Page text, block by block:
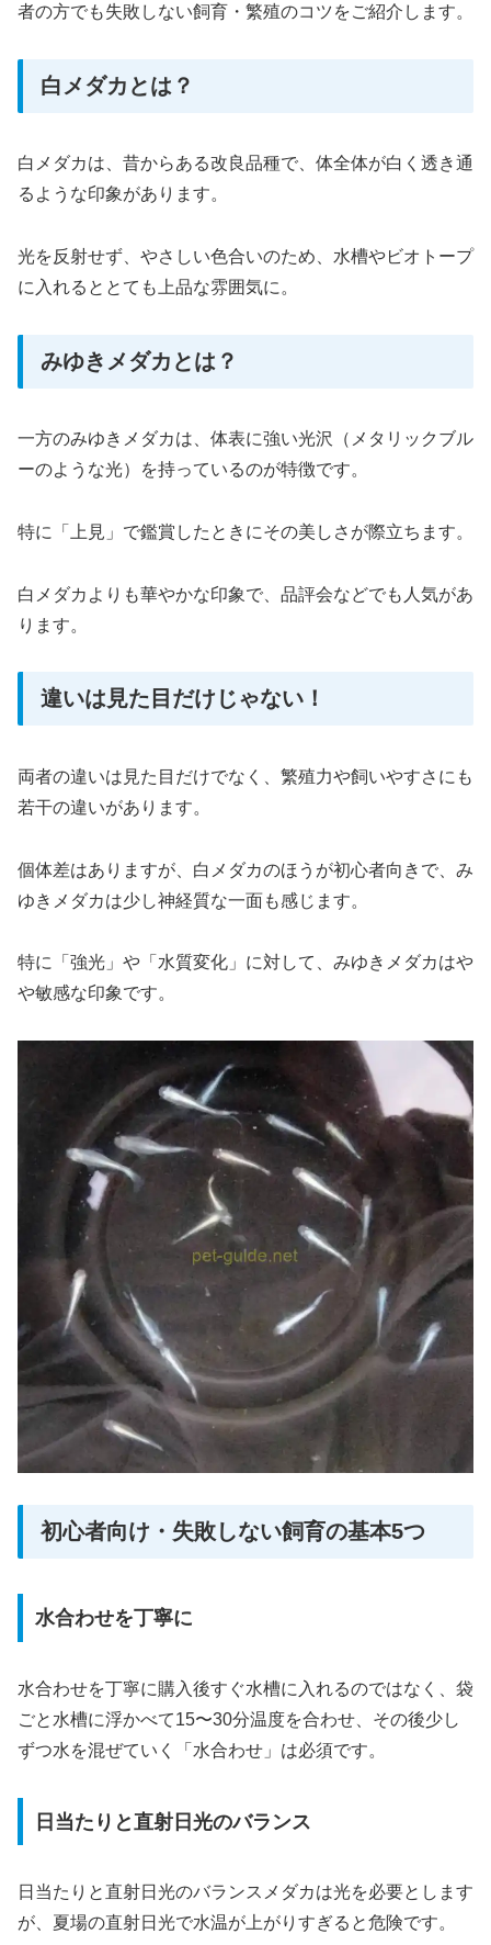
者の方でも失敗しない飼育・繁殖のコツをご紹介します。
白メダカとは？
白メダカは、昔からある改良品種で、体全体が白く透き通
るような印象があります。
光を反射せず、やさしい色合いのため、水槽やビオトープ
に入れるととても上品な雰囲気に。
みゆきメダカとは？
一方のみゆきメダカは、体表に強い光沢（メタリックブル
ーのような光）を持っているのが特徴です。
特に「上見」で鑑賞したときにその美しさが際立ちます。
白メダカよりも華やかな印象で、品評会などでも人気があ
ります。
違いは見た目だけじゃない！
両者の違いは見た目だけでなく、繁殖力や飼いやすさにも
若干の違いがあります。
個体差はありますが、白メダカのほうが初心者向きで、み
ゆきメダカは少し神経質な一面も感じます。
特に「強光」や「水質変化」に対して、みゆきメダカはや
や敏感な印象です。
初心者向け・失敗しない飼育の基本5つ
水合わせを丁寧に
水合わせを丁寧に購入後すぐ水槽に入れるのではなく、袋
ごと水槽に浮かべて15〜30分温度を合わせ、その後少し
ずつ水を混ぜていく「水合わせ」は必須です。
日当たりと直射日光のバランス
日当たりと直射日光のバランスメダカは光を必要とします
が、夏場の直射日光で水温が上がりすぎると危険です。